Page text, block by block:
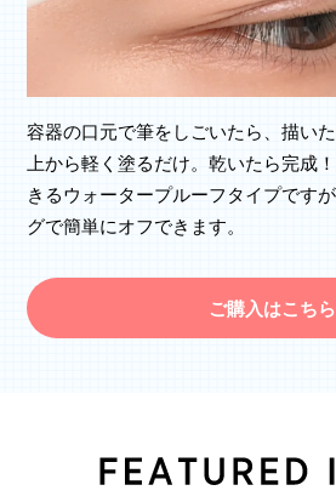
容器の口元で筆をしごいたら、描い
上から軽く塗るだけ。乾いたら完成
きるウォータープルーフタイプです
グで簡単にオフできます。
ご購入はこちら